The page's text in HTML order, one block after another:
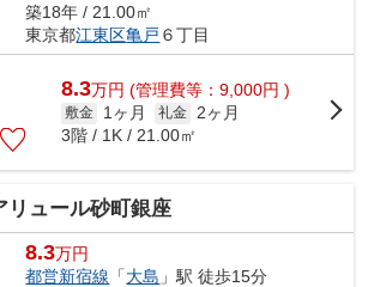
築18年 / 21.00㎡
東京都江東区亀戸 ６丁目
8.3万円 (管理費等：9,000円 )
敷金 1ヶ月 礼金 2ヶ月
3階 / 1K / 21.00㎡
リュール砂町銀座
8.3万円
都営新宿線 「大島 」駅 徒歩15分